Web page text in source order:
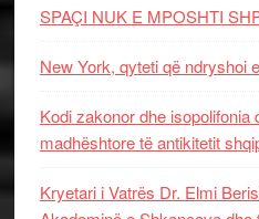
SPAÇI NUK E MPOSHTI
New York, qyteti që
Kodi zakonor dhe
madhështore të antikitetit
Kryetari i Vatrës Dr. Elmi